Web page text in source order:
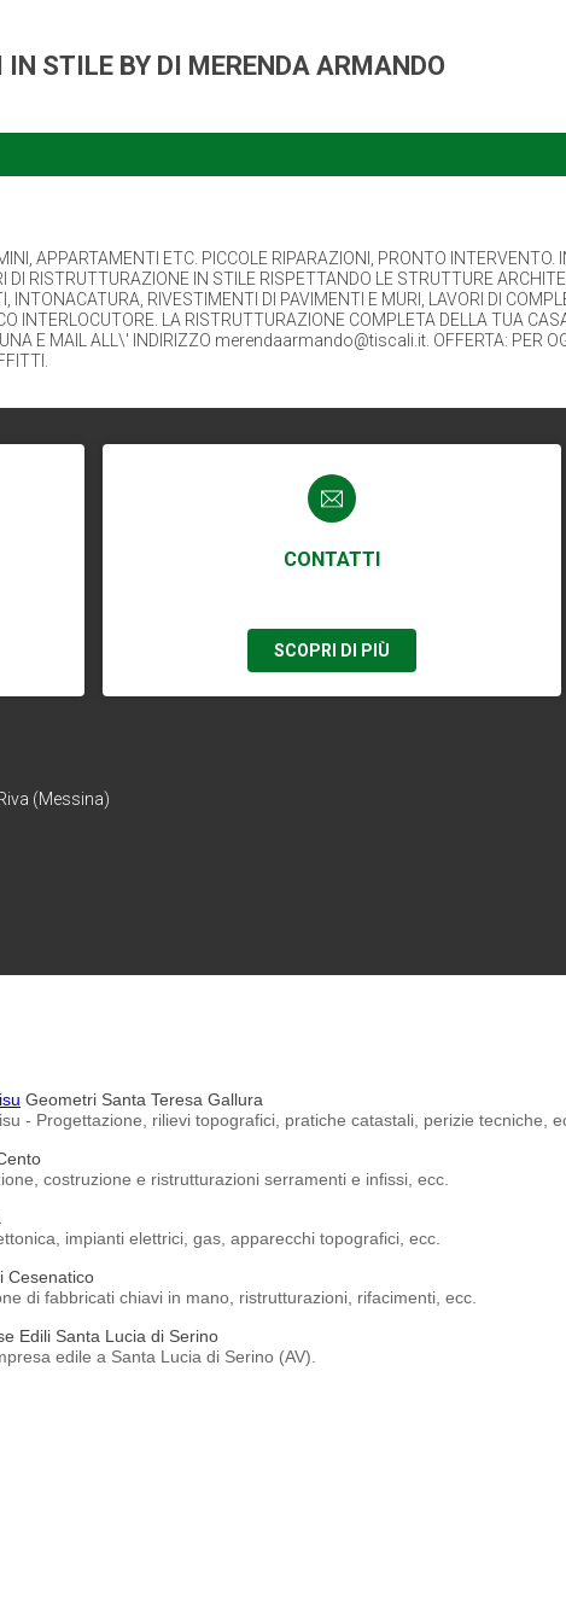
STILE BY DI MERENDA ARMANDO
APPARTAMENTI ETC. PICCOLE RIPARAZIONI, PRONTO
DI RISTRUTTURAZIONE IN STILE RISPETTANDO LE STRUTTURE
INTONACATURA, RIVESTIMENTI DI PAVIMENTI E MURI, LAVORI DI
INTERLOCUTORE. LA RISTRUTTURAZIONE COMPLETA DELLA TUA
E MAIL ALL\' INDIRIZZO merendaarmando@tiscali.it. OFFERTA: PER
CONTATTI
SCOPRI DI PIÙ
(Messina)
Geometri Santa Teresa Gallura
- Progettazione, rilievi topografici, pratiche catastali, perizie tecniche,
costruzione e ristrutturazioni serramenti e infissi, ecc.
impianti elettrici, gas, apparecchi topografici, ecc.
Cesenatico
di fabbricati chiavi in mano, ristrutturazioni, rifacimenti, ecc.
Edili Santa Lucia di Serino
edile a Santa Lucia di Serino (AV).